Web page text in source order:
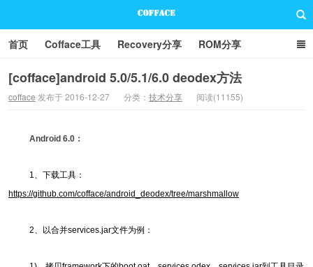
首页 Cofface工具 Recovery分享 ROM分享
技术分享 联系方式
[cofface]android 5.0/5.1/6.0 deodex方法
cofface 发布于 2016-12-27 分类： 技术分享 阅读(11155)
Android 6.0：
1、下载工具：
https://github.com/cofface/android_deodex/tree/marshmallow
2、以合并services.jar文件为例：